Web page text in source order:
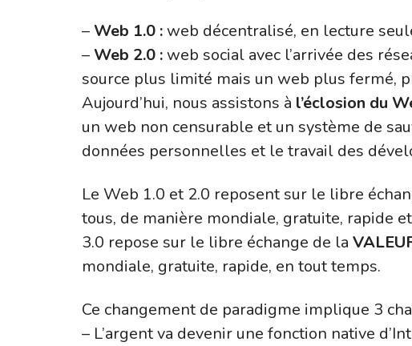
– Web 1.0 : web décentralisé, en lecture
– Web 2.0 : web social avec l’arrivée des
source plus limité mais un web plus fermé,
Aujourd’hui, nous assistons à l’éclosion du
un web non censurable et un système de
données personnelles et le travail des
Le Web 1.0 et 2.0 reposent sur le libre
tous, de manière mondiale, gratuite, rapide
3.0 repose sur le libre échange de la
mondiale, gratuite, rapide, en tout temps.
Ce changement de paradigme implique 3
– L’argent va devenir une fonction native